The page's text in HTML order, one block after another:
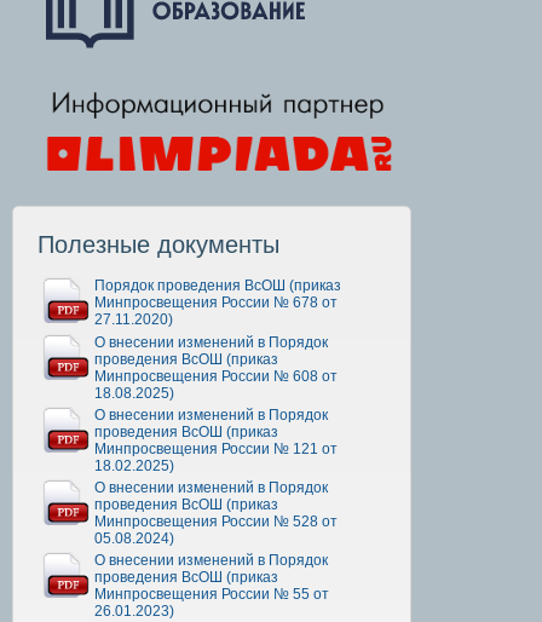
Полезные документы
Порядок проведения ВсОШ (приказ
Минпросвещения России № 678 от
27.11.2020)
О внесении изменений в Порядок
проведения ВсОШ (приказ
Минпросвещения России № 608 от
18.08.2025)
О внесении изменений в Порядок
проведения ВсОШ (приказ
Минпросвещения России № 121 от
18.02.2025)
О внесении изменений в Порядок
проведения ВсОШ (приказ
Минпросвещения России № 528 от
05.08.2024)
О внесении изменений в Порядок
проведения ВсОШ (приказ
Минпросвещения России № 55 от
26.01.2023)